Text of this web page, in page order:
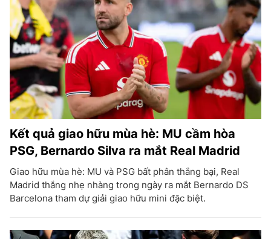
Kết quả giao hữu mùa hè: MU cầm hòa
PSG, Bernardo Silva ra mắt Real Madrid
Giao hữu mùa hè: MU và PSG bất phân thắng bại, Real
Madrid thắng nhẹ nhàng trong ngày ra mắt Bernardo DS
Barcelona tham dự giải giao hữu mini đặc biệt.